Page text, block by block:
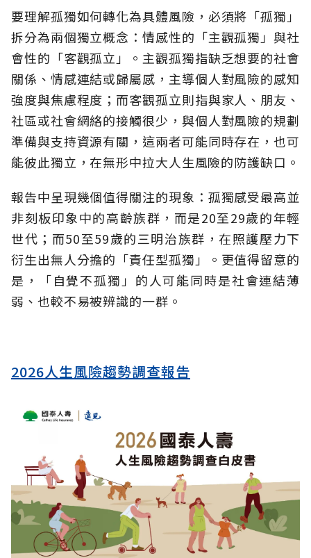
要理解孤獨如何轉化為具體風險，必須將「孤獨」
拆分為兩個獨立概念：情感性的「主觀孤獨」與社
會性的「客觀孤立」。主觀孤獨指缺乏想要的社會
關係、情感連結或歸屬感，主導個人對風險的感知
強度與焦慮程度；而客觀孤立則指與家人、朋友、
社區或社會網絡的接觸很少，與個人對風險的規劃
準備與支持資源有關，這兩者可能同時存在，也可
能彼此獨立，在無形中拉大人生風險的防護缺口。
報告中呈現幾個值得關注的現象：孤獨感受最高並
非刻板印象中的高齡族群，而是20至29歲的年輕
世代；而50至59歲的三明治族群，在照護壓力下
衍生出無人分擔的「責任型孤獨」。更值得留意的
是，「自覺不孤獨」的人可能同時是社會連結薄
弱、也較不易被辨識的一群。
2026人生風險趨勢調查報告